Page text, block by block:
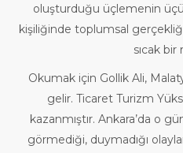
oluşturduğu üçlemenin
kişiliğinde toplumsal
sıcak bir
Okumak için Gollik Ali,
gelir. Ticaret Turizm
kazanmıştır. Ankara’da o
görmediği, duymadığı